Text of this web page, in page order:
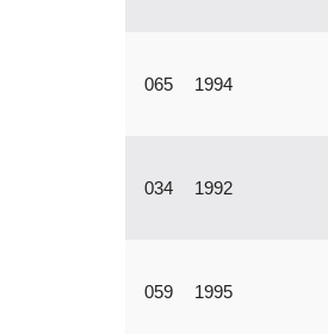
065 1994
034 1992
059 1995